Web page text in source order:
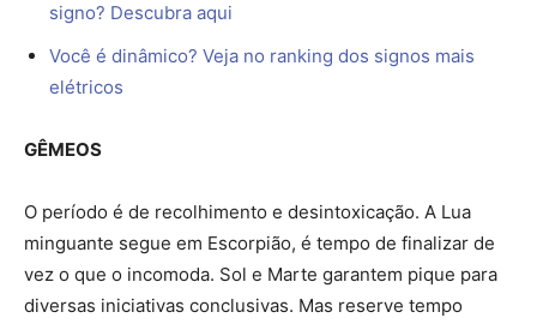
signo? Descubra aqui
Você é dinâmico? Veja no ranking dos signos mais
elétricos
GÊMEOS
O período é de recolhimento e desintoxicação. A Lua
minguante segue em Escorpião, é tempo de finalizar de
vez o que o incomoda. Sol e Marte garantem pique para
diversas iniciativas conclusivas. Mas reserve tempo